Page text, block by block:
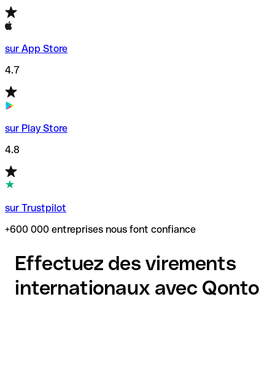
sur App Store
4.7
sur Play Store
4.8
sur Trustpilot
+600 000 entreprises nous font confiance
Effectuez des virements
internationaux avec Qonto